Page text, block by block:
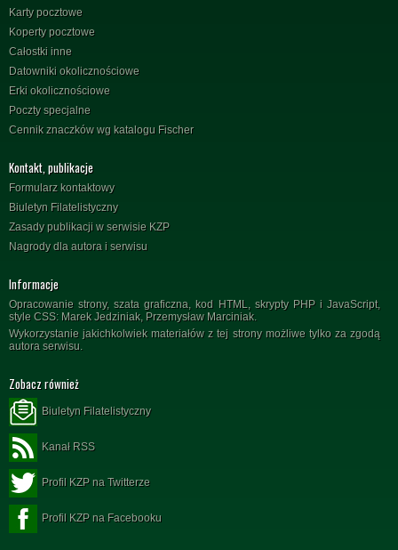
Karty pocztowe
Koperty pocztowe
Całostki inne
Datowniki okolicznościowe
Erki okolicznościowe
Poczty specjalne
Cennik znaczków wg katalogu Fischer
Kontakt, publikacje
Formularz kontaktowy
Biuletyn Filatelistyczny
Zasady publikacji w serwisie KZP
Nagrody dla autora i serwisu
Informacje
Opracowanie strony, szata graficzna, kod HTML, skrypty PHP i JavaScript,
style CSS: Marek Jedziniak, Przemysław Marciniak.
Wykorzystanie jakichkolwiek materiałów z tej strony możliwe tylko za zgodą
autora serwisu.
Zobacz również
Biuletyn Filatelistyczny
Kanał RSS
Profil KZP na Twitterze
Profil KZP na Facebooku